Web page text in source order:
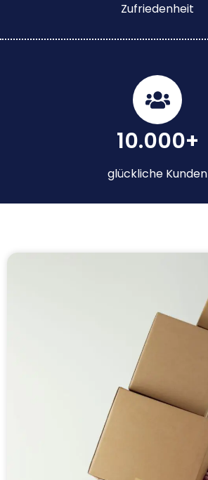
Zufriedenheit
10.000+
glückliche Kunden